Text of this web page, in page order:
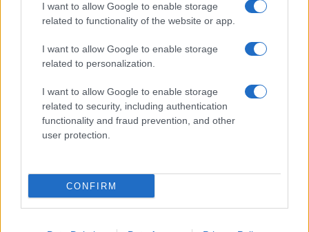
I want to allow Google to enable storage
related to functionality of the website or app.
I want to allow Google to enable storage
related to personalization.
I want to allow Google to enable storage
related to security, including authentication
functionality and fraud prevention, and other
user protection.
CONFIRM
Márka :
Feliratkozás a Telefonguru ingyenes hírlevelére